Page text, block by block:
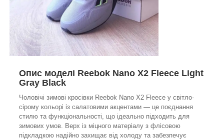
Опис моделі Reebok Nano X2 Fleece Light
Gray Black
Чоловічі зимові кросівки Reebok Nano X2 Fleece у світло-
сірому кольорі із салатовими акцентами — це поєднання
стилю та функціональності, що ідеально підходить для
зимових умов. Верх із міцного матеріалу з флісовою
підкладкою надійно захищає від холоду та забезпечує